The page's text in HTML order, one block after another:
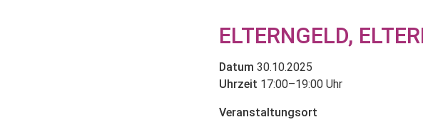
ELTERNGELD,
Datum 30.10.2025
Uhrzeit 17:00–19:00 Uhr
Veranstaltungsort